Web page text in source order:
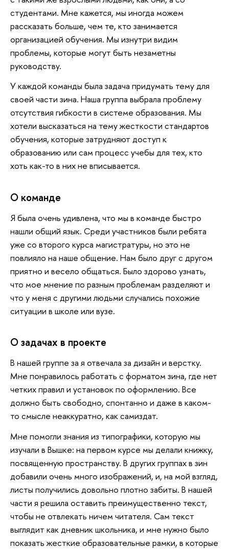
студентами. Мне кажется, мы иногда можем
рассказать больше, чем те, кто занимается
организацией обучения. Мы изнутри видим
проблемы, которые могут быть незаметны
руководству.
У каждой команды была задача придумать тему для
своей части зина. Наша группа выбрала проблему
отсутствия гибкости в системе образования. Мы
хотели высказаться на тему жесткости стандартов
обучения, которые затрудняют доступ к
образованию или сам процесс учебы для тех, кто
хоть как-то в них не вписывается.
О команде
Я была очень удивлена, что мы в команде быстро
нашли общий язык. Среди участников были ребята
уже со второго курса магистратуры, но это не
повлияло на наше общение. Нам было друг с другом
приятно и весело общаться. Было здорово узнать,
что мое мнение по разным проблемам разделяют и
что у меня с другими людьми случались похожие
ситуации в школе или вузе.
О задачах в проекте
В нашей группе за я отвечала за дизайн и верстку.
Мне понравилось работать с форматом зина, где нет
четких правил и установок по оформлению. Все
должно быть свободно, спонтанно и даже в каком-
то смысле неаккуратно, как самиздат.
Мне помогли знания из типографики, которую мы
изучали в Вышке: на первом курсе мы делали книжку,
посвященную пространству. В других группах в зин
добавили очень много изображений, и, на мой взгляд,
листы получились довольно плотно забиты. В нашей
части я решила оставить преимущественно текст,
чтобы не отвлекать ничем читателя. Сам текст
выглядит как дневник школьника, и мне нужно было
показать жесткие образовательные рамки, в которые